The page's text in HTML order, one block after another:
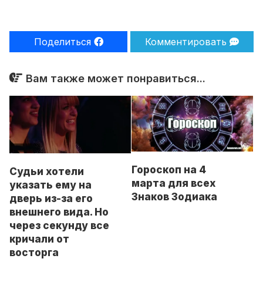
Поделиться Комментировать
Вам также может понравиться...
Судьи хотели
указать ему на
дверь из-за его
внешнего вида. Но
через секунду все
кричали от
восторга
Гороскоп на 4
марта для всех
Знаков Зодиака